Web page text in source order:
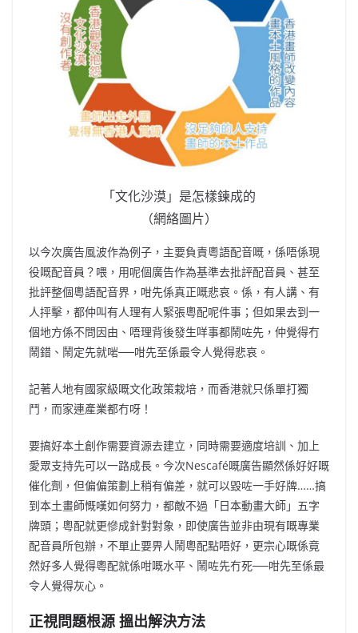
「文化沙漠」是怎樣鍊成的
（網絡圖片）
以今次廣告風波作為例子，主要負責粵語配音嘅，係唔係現
役嘅配音員？ 喂，用呢個廣告作為基準去批評配音員、甚至
批評整個粵語配音界，咁先係真正嘅悲哀。係， 有人講、 有
人抨擊，都仲叫有人理有人緊張粵配呢件事；但如果去到一
個地方係不問因由、唔理背後發生咩事都鬧咗先，仲覺得冇
鬧錯、鬧定先就啱──咁先至係最令人覺得悲哀。
記著人地有國家級嘅文化政策栽培，而香港就只係單打獨
鬥，而家連產業都冇呀！
要搞好本土創作需要資源去建立，同時需要適度培訓、加上
愛眾支持先可以一路成長。今次Nescafé嘅廣告顯然係好好嘅
催化劑，但偏偏策劃上稍有偏差，就可以毀咗一手好牌……搞
到本土畫師慨嘆如何努力，都敵不過「日本動畫大師」五字
牌頭；粵配就更慘成針對對象，即使廣告並非由現有嘅專業
配音員所包辦，不單止要畀人鬧粵配點唔好，更宗心嘅係竟
然好多人覺得粵配就係咁嘅水平、鬧咗先冇死──咁先至係最
令人覺得灰心。
正視問題根源 搵出解決方法